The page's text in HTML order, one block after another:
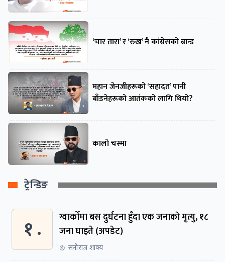
‘चार तारा’ र ‘रुख’ नै कांग्रेसको ब्रान्ड
महान जेनजीहरूको ‘सहादत’ पानी
बाँडनेहरूको आतंकको लागि थियो?
कालो चस्मा
ट्रेन्डिङ
१ .
ग्वार्काेमा बस दुर्घटना हुँदा एक जनाकाे मृत्यु, १८
जना घाइते (अपडेट)
सनीराज शाक्य